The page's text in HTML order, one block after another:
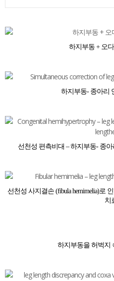
하지부동 + 오
하지부동- 종아리
선천성 편측비대 – 하지부동- 종
선천성 사지결손 (fibula hemimelia)로
치
하지부동을 허벅지